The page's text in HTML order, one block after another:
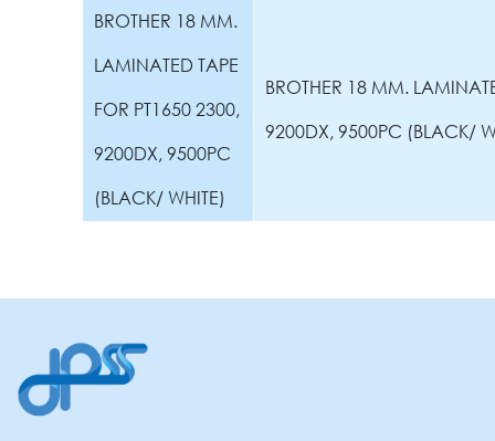
BROTHER 18 MM.
LAMINATED TAPE
FOR PT1650 2300,
9200DX, 9500PC
(BLACK/ WHITE)
BROTHER 18 MM.
9200DX, 9500PC (BLACK/